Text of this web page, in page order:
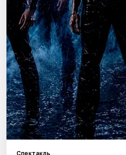
Площадки
Артисты
Рейтинги
Спектакль